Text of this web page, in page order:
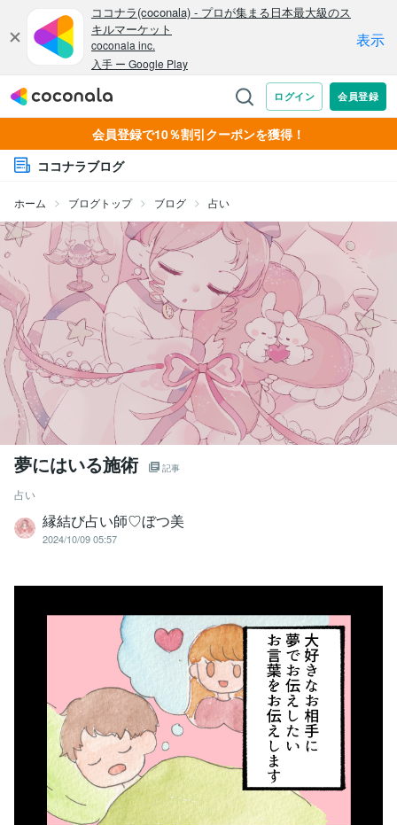
会員登録で10％割引クーポンを獲得！
ココナラブログ
ホーム ブログトップ ブログ 占い
夢にはいる施術 記事
占い
縁結び占い師♡ぼつ美
2024/10/09 05:57